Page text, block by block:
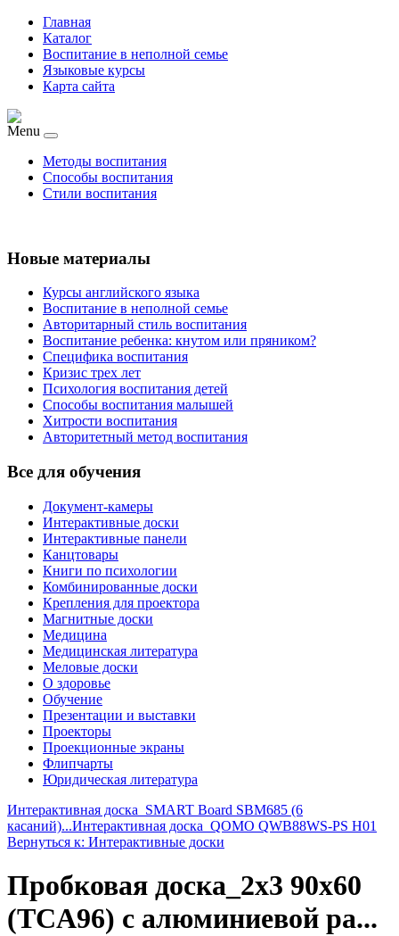
Главная
Каталог
Воспитание в неполной семье
Языковые курсы
Карта сайта
Menu
Методы воспитания
Способы воспитания
Стили воспитания
Новые материалы
Курсы английского языка
Воспитание в неполной семье
Авторитарный стиль воспитания
Воспитание ребенка: кнутом или пряником?
Специфика воспитания
Кризис трех лет
Психология воспитания детей
Способы воспитания малышей
Хитрости воспитания
Авторитетный метод воспитания
Все для обучения
Документ-камеры
Интерактивные доски
Интерактивные панели
Канцтовары
Книги по психологии
Комбинированные доски
Крепления для проектора
Магнитные доски
Медицина
Медицинская литература
Меловые доски
О здоровье
Обучение
Презентации и выставки
Проекторы
Проекционные экраны
Флипчарты
Юридическая литература
Интерактивная доска_SMART Board SBM685 (6
касаний)...Интерактивная доска_QOMO QWB88WS-PS H01
Вернуться к: Интерактивные доски
Пробковая доска_2x3 90x60
(TCA96) с алюминиевой ра...